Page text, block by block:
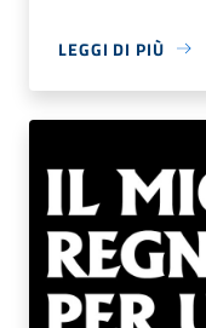
LEGGI DI PIÙ